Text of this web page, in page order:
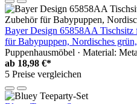
Bayer Design 65858AA Tischsitz
für Babypuppen, Nordisches
Puppenhausmöbel · Material:
ab 18,98 €*
5 Preise vergleichen